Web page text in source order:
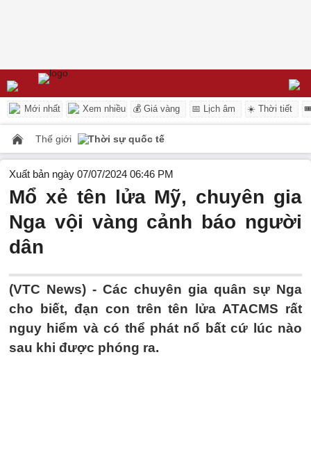
Mới nhất Xem nhiều 💰 Giá vàng 📅 Lịch âm ☀️ Thời tiết
Thế giới Thời sự quốc tế
Xuất bản ngày 07/07/2024 06:46 PM
Mổ xẻ tên lửa Mỹ, chuyên gia
Nga vội vàng cảnh báo người
dân
(VTC News) - Các chuyên gia quân sự Nga
cho biết, đạn con trên tên lửa ATACMS rất
nguy hiểm và có thể phát nổ bất cứ lúc nào
sau khi được phóng ra.